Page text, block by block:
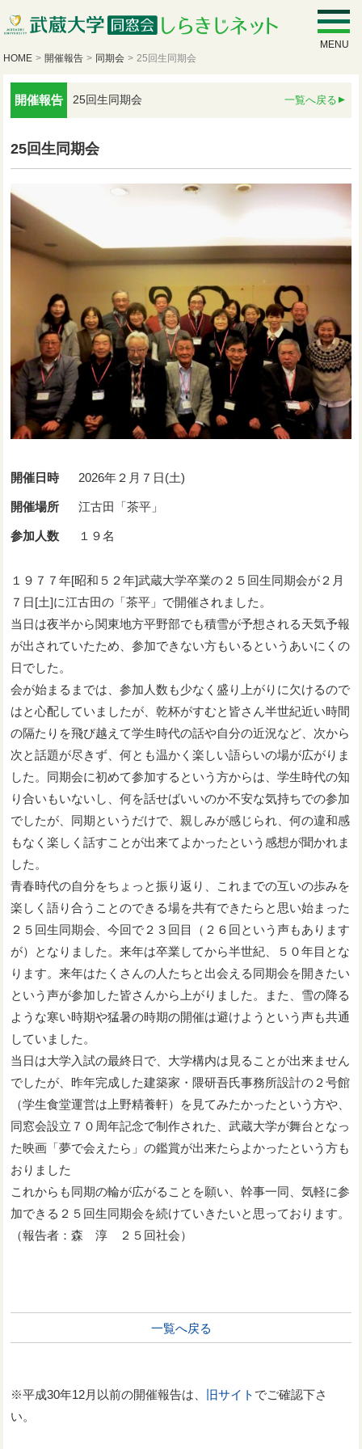
MENU
HOME > 開催報告 > 同期会 > 25回生同期会
開催報告 25回生同期会 一覧へ戻る
25回生同期会
開催日時 2026年２月７日(土)
開催場所 江古田「茶平」
参加人数 １９名
１９７７年[昭和５２年]武蔵大学卒業の２５回生同期会が２月
７日[土]に江古田の「茶平」で開催されました。
当日は夜半から関東地方平野部でも積雪が予想される天気予報
が出されていたため、参加できない方もいるというあいにくの
日でした。
会が始まるまでは、参加人数も少なく盛り上がりに欠けるので
はと心配していましたが、乾杯がすむと皆さん半世紀近い時間
の隔たりを飛び越えて学生時代の話や自分の近況など、次から
次と話題が尽きず、何とも温かく楽しい語らいの場が広がりま
した。同期会に初めて参加するという方からは、学生時代の知
り合いもいないし、何を話せばいいのか不安な気持ちでの参加
でしたが、同期というだけで、親しみが感じられ、何の違和感
もなく楽しく話すことが出来てよかったという感想が聞かれま
した。
青春時代の自分をちょっと振り返り、これまでの互いの歩みを
楽しく語り合うことのできる場を共有できたらと思い始まった
２５回生同期会、今回で２３回目（２６回という声もあります
が）となりました。来年は卒業してから半世紀、５０年目とな
ります。来年はたくさんの人たちと出会える同期会を開きたい
という声が参加した皆さんから上がりました。また、雪の降る
ような寒い時期や猛暑の時期の開催は避けようという声も共通
していました。
当日は大学入試の最終日で、大学構内は見ることが出来ません
でしたが、昨年完成した建築家・隈研吾氏事務所設計の２号館
（学生食堂運営は上野精養軒）を見てみたかったという方や、
同窓会設立７０周年記念で制作された、武蔵大学が舞台となっ
た映画「夢で会えたら」の鑑賞が出来たらよかったという方も
おりました
これからも同期の輪が広がることを願い、幹事一同、気軽に参
加できる２５回生同期会を続けていきたいと思っております。
（報告者：森 淳 ２５回社会）
一覧へ戻る
※平成30年12月以前の開催報告は、 旧サイト でご確認下さ
い。